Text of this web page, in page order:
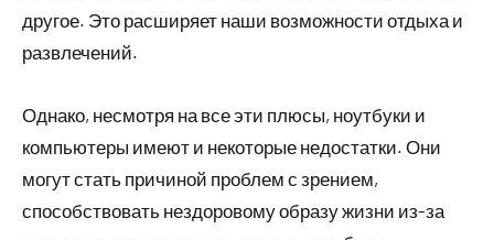
другое. Это расширяет наши возможности отдыха и
развлечений.
Однако, несмотря на все эти плюсы, ноутбуки и
компьютеры имеют и некоторые недостатки. Они
могут стать причиной проблем с зрением,
способствовать нездоровому образу жизни из-за